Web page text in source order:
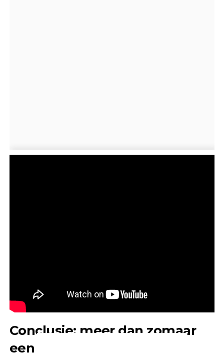
Conclusie: meer dan zomaar
een uitzending